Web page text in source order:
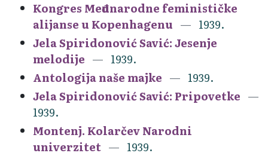
Kongres Međunarodne feminističke
alijanse u Kopenhagenu
1939.
Jela Spiridonović Savić: Jesenje
melodije
1939.
Antologija naše majke
1939.
Jela Spiridonović Savić: Pripovetke
1939.
Montenj. Kolarčev Narodni
univerzitet
1939.